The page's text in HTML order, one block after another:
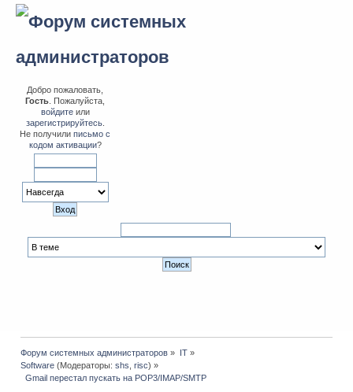
Добро пожаловать,
Гость . Пожалуйста,
войдитеили
зарегистрируйтесь.
Не получилиписьмо с
кодом активации?
Форум системных администраторов » IT»
Software (Модераторы:shs ,risc) »
  Gmail перестал пускать на POP3/IMAP/SMTP